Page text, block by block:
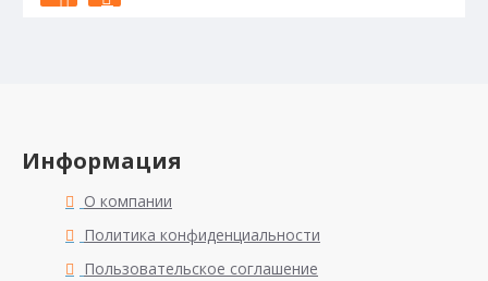
Информация
О компании
Политика конфиденциальности
Пользовательское соглашение